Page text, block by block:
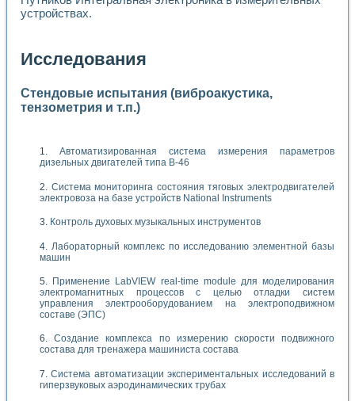
устройствах.
Исследования
Стендовые испытания (виброакустика,
тензометрия и т.п.)
Автоматизированная система измерения параметров
дизельных двигателей типа В-46
Система мониторинга состояния тяговых электродвигателей
электровоза на базе устройств National Instruments
Контроль духовых музыкальных инструментов
Лабораторный комплекс по исследованию элементной базы
машин
Применение LabVIEW real-time module для моделирования
электромагнитных процессов с целью отладки систем
управления электрооборудованием на электроподвижном
составе (ЭПС)
Создание комплекса по измерению скорости подвижного
состава для тренажера машиниста состава
Система автоматизации экспериментальных исследований в
гиперзвуковых аэродинамических трубах